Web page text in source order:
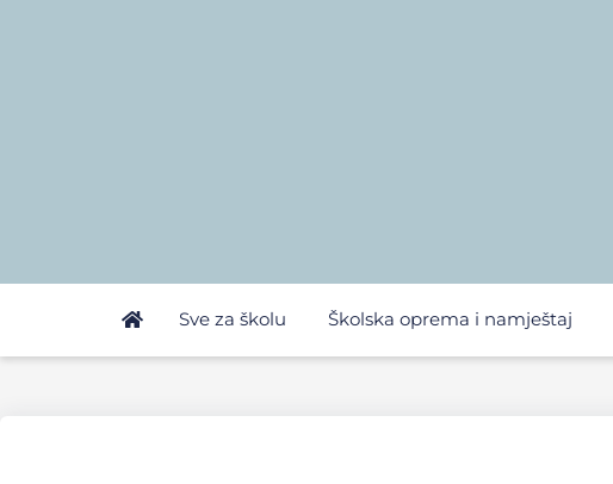
Sve za školu Školska oprema i namještaj